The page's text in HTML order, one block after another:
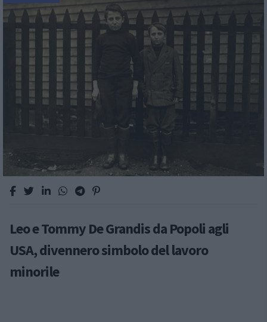
Leo e Tommy De Grandis da Popoli agli
USA, divennero simbolo del lavoro
minorile